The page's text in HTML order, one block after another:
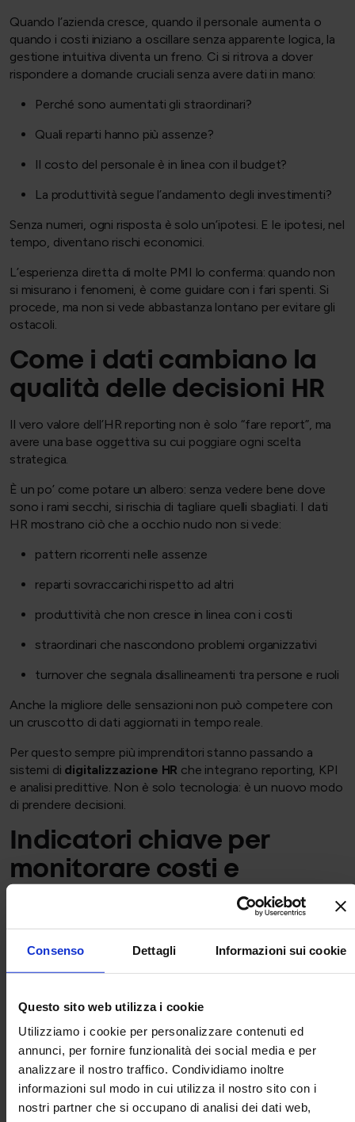
Consenso Dettagli Informazioni sui cookie
Questo sito web utilizza i cookie
Utilizziamo i cookie per personalizzare contenuti ed
annunci, per fornire funzionalità dei social media e per
analizzare il nostro traffico. Condividiamo inoltre
informazioni sul modo in cui utilizza il nostro sito con i
nostri partner che si occupano di analisi dei dati web,
Quando l’azienda cresce, quando il personale aumenta o
quando i costi iniziano a oscillare senza apparente logica, la
gestione intuitiva diventa un freno. Ci si ritrova a dover
rispondere a domande cruciali senza avere dati in mano:
Perché sono aumentati gli straordinari?
Quali reparti hanno più assenze?
Il costo del personale è in linea con il budget?
La produttività segue l’andamento degli investimenti?
Senza numeri, ogni risposta è solo un’ipotesi. E le ipotesi, nel
tempo, diventano rischi economici.
L’esperienza diretta di molte PMI lo conferma: quando non
si misurano i fenomeni, è come guidare con i fari spenti. Si
procede, ma non si vede abbastanza lontano per evitare gli
ostacoli.
Come i dati cambiano la
qualità delle decisioni HR
Il vero valore dell’HR reporting non è solo “fare report”, ma
avere una base oggettiva su cui poggiare ogni scelta
strategica.
È un po’ come potare un albero: senza vedere bene dove
sono i rami secchi, si rischia di tagliare quelli sbagliati. I dati
HR mostrano ciò che a occhio nudo non si vede:
pattern ricorrenti nelle assenze
reparti sovraccarichi rispetto ad altri
produttività che non cresce in linea con i costi
straordinari che nascondono problemi organizzativi
turnover che segnala disallineamenti tra persone e ruoli
Anche la migliore delle sensazioni non può competere con
un cruscotto di dati aggiornati in tempo reale.
Per questo sempre più imprenditori stanno passando a
sistemi di digitalizzazione HR che integrano reporting, KPI
e analisi predittive. Non è solo tecnologia: è un nuovo modo
di prendere decisioni.
Indicatori chiave per
monitorare costi e
Monitorare tutto è inutile; monitorare ciò che conta è
fondamentale.
sui costi, sull’organizzazione e sulla continuità operativa.
Ecco alcuni dei KPI HR più rilevanti per le PMI.
KPI HR per produttività,
assenteismo e budget